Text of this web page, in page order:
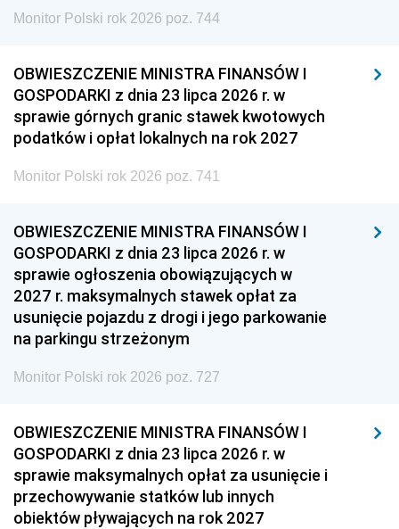
Monitor Polski rok 2026 poz. 744
OBWIESZCZENIE MINISTRA FINANSÓW I
GOSPODARKI z dnia 23 lipca 2026 r. w
sprawie górnych granic stawek kwotowych
podatków i opłat lokalnych na rok 2027
Monitor Polski rok 2026 poz. 741
OBWIESZCZENIE MINISTRA FINANSÓW I
GOSPODARKI z dnia 23 lipca 2026 r. w
sprawie ogłoszenia obowiązujących w
2027 r. maksymalnych stawek opłat za
usunięcie pojazdu z drogi i jego parkowanie
na parkingu strzeżonym
Monitor Polski rok 2026 poz. 727
OBWIESZCZENIE MINISTRA FINANSÓW I
GOSPODARKI z dnia 23 lipca 2026 r. w
sprawie maksymalnych opłat za usunięcie i
przechowywanie statków lub innych
obiektów pływających na rok 2027